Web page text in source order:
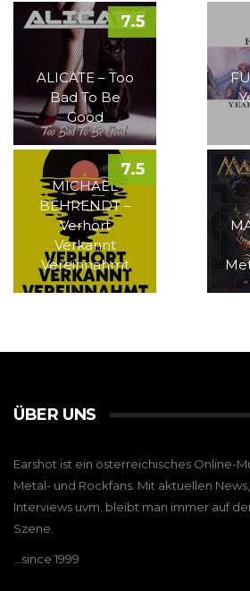
ALICATE – Too
Bad To Be
Good
7.5
MICHAEL
BEHRENDT –
Verhört
Verkannt
Vereinnahmt
7.5
ÜBER UNS
Earshot ist ein österreichisches Online-
Metal- und Rockfans. Mit aktuellen
Interviews uvm. bleibt man immer auf
Szene.
…since 1999